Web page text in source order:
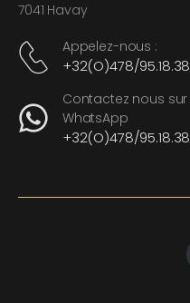
7041 Havay
Appelez-nous :
+32(O)478/95.18.38
Contactez nous sur
WhatsApp
+32(O)478/95.18.38